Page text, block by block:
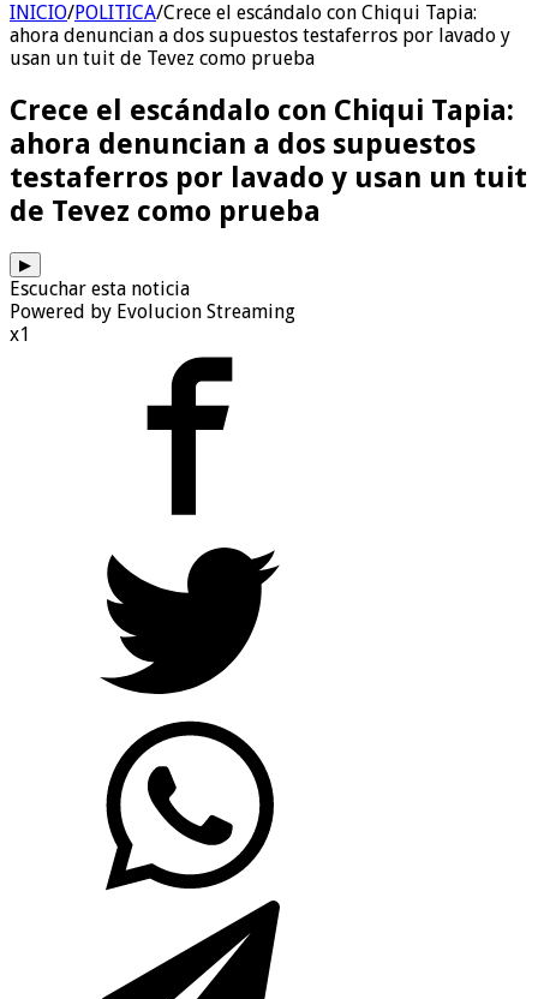
INICIO/POLITICA/Crece el escándalo con Chiqui Tapia:
ahora denuncian a dos supuestos testaferros por lavado y
usan un tuit de Tevez como prueba
Crece el escándalo con Chiqui Tapia:
ahora denuncian a dos supuestos
testaferros por lavado y usan un tuit
de Tevez como prueba
▶
Escuchar esta noticia
Powered by Evolucion Streaming
x1